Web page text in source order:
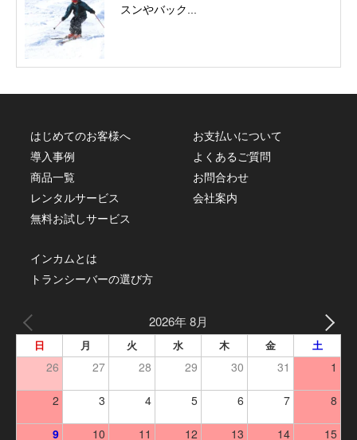
スンやバック...
はじめてのお客様へ
導入事例
商品一覧
レンタルサービス
無料お試しサービス
お支払いについて
よくあるご質問
お問合わせ
会社案内
インカムとは
トランシーバーの選び方
2026年 8月
日 月 火 水 木 金 土
26 27 28 29 30 31 1
2 3 4 5 6 7 8
9 10 11 12 13 14 15